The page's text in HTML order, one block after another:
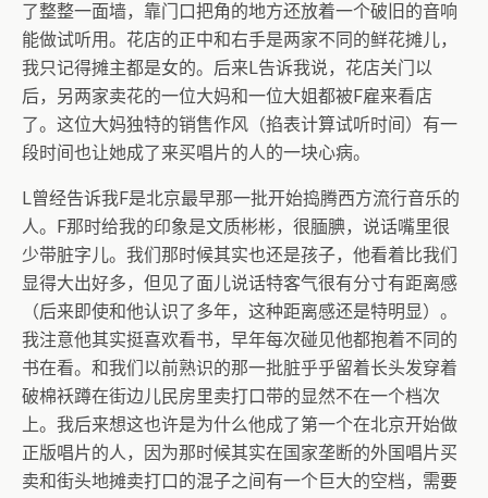
了整整一面墙，靠门口把角的地方还放着一个破旧的音响
能做试听用。花店的正中和右手是两家不同的鲜花摊儿，
我只记得摊主都是女的。后来L告诉我说，花店关门以
后，另两家卖花的一位大妈和一位大姐都被F雇来看店
了。这位大妈独特的销售作风（掐表计算试听时间）有一
段时间也让她成了来买唱片的人的一块心病。
L曾经告诉我F是北京最早那一批开始捣腾西方流行音乐的
人。F那时给我的印象是文质彬彬，很腼腆，说话嘴里很
少带脏字儿。我们那时候其实也还是孩子，他看着比我们
显得大出好多，但见了面儿说话特客气很有分寸有距离感
（后来即使和他认识了多年，这种距离感还是特明显）。
我注意他其实挺喜欢看书，早年每次碰见他都抱着不同的
书在看。和我们以前熟识的那一批脏乎乎留着长头发穿着
破棉袄蹲在街边儿民房里卖打口带的显然不在一个档次
上。我后来想这也许是为什么他成了第一个在北京开始做
正版唱片的人，因为那时候其实在国家垄断的外国唱片买
卖和街头地摊卖打口的混子之间有一个巨大的空档，需要